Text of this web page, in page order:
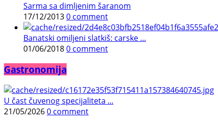
Sarma sa dimljenim šaranom
17/12/20130 comment
Banatski omiljeni slatkiš: carske ...
01/06/20180 comment
Gastronomija
U čast čuvenog specijaliteta ...
21/05/20260 comment